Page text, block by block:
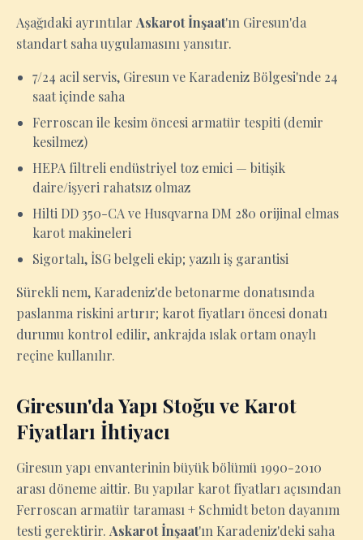
Aşağıdaki ayrıntılar Askarot İnşaat'ın Giresun'da
standart saha uygulamasını yansıtır.
7/24 acil servis, Giresun ve Karadeniz Bölgesi'nde 24
saat içinde saha
Ferroscan ile kesim öncesi armatür tespiti (demir
kesilmez)
HEPA filtreli endüstriyel toz emici — bitişik
daire/işyeri rahatsız olmaz
Hilti DD 350-CA ve Husqvarna DM 280 orijinal elmas
karot makineleri
Sigortalı, İSG belgeli ekip; yazılı iş garantisi
Sürekli nem, Karadeniz'de betonarme donatısında
paslanma riskini artırır; karot fiyatları öncesi donatı
durumu kontrol edilir, ankrajda ıslak ortam onaylı
reçine kullanılır.
Giresun'da Yapı Stoğu ve Karot
Fiyatları İhtiyacı
Giresun yapı envanterinin büyük bölümü 1990-2010
arası döneme aittir. Bu yapılar karot fiyatları açısından
Ferroscan armatür taraması + Schmidt beton dayanım
testi gerektirir. Askarot İnşaat'ın Karadeniz'deki saha